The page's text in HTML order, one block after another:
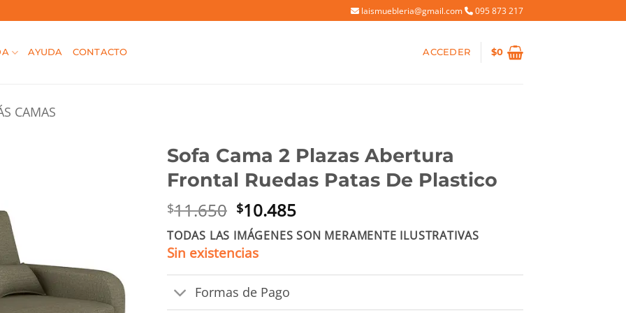
laismuebleria@gmail.com 095 873 217
AYUDA CONTACTO ACCEDER $0
CAMAS
Sofa Cama 2 Plazas Abertura
Frontal Ruedas Patas De Plastico
$11.650 El
precio
original
era:
$11.650.
$10.485El
precio
actual
$10.485.
TODAS LAS IMÁGENES SON MERAMENTE ILUSTRATIVAS
Sin existencias
Formas de Pago